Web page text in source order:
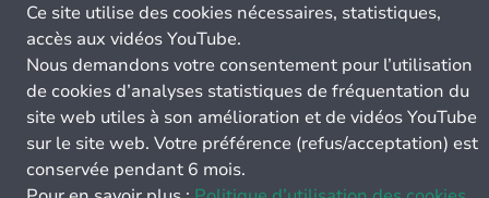
Ce site utilise des cookies nécessaires, statistiques,
accès aux vidéos YouTube.
Nous demandons votre consentement pour l’utilisation
de cookies d’analyses statistiques de fréquentation du
site web utiles à son amélioration et de vidéos YouTube
sur le site web. Votre préférence (refus/acceptation) est
conservée pendant 6 mois.